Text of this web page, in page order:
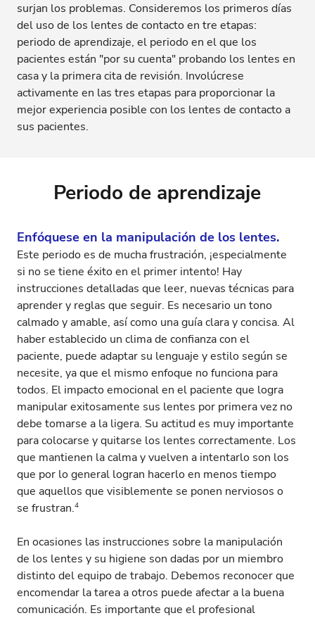
surjan los problemas. Consideremos los primeros días
del uso de los lentes de contacto en tre etapas:
periodo de aprendizaje, el periodo en el que los
pacientes están "por su cuenta" probando los lentes en
casa y la primera cita de revisión. Involúcrese
activamente en las tres etapas para proporcionar la
mejor experiencia posible con los lentes de contacto a
sus pacientes.
Periodo de aprendizaje
Enfóquese en la manipulación de los lentes.
Este periodo es de mucha frustración, ¡especialmente
si no se tiene éxito en el primer intento! Hay
instrucciones detalladas que leer, nuevas técnicas para
aprender y reglas que seguir. Es necesario un tono
calmado y amable, así como una guía clara y concisa. Al
haber establecido un clima de confianza con el
paciente, puede adaptar su lenguaje y estilo según se
necesite, ya que el mismo enfoque no funciona para
todos. El impacto emocional en el paciente que logra
manipular exitosamente sus lentes por primera vez no
debe tomarse a la ligera. Su actitud es muy importante
para colocarse y quitarse los lentes correctamente. Los
que mantienen la calma y vuelven a intentarlo son los
que por lo general logran hacerlo en menos tiempo
que aquellos que visiblemente se ponen nerviosos o
se frustran.4
En ocasiones las instrucciones sobre la manipulación
de los lentes y su higiene son dadas por un miembro
distinto del equipo de trabajo. Debemos reconocer que
encomendar la tarea a otros puede afectar a la buena
comunicación. Es importante que el profesional